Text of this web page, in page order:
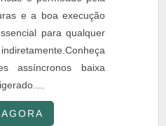
e a boa execução
para qualquer
assíncronos baixa